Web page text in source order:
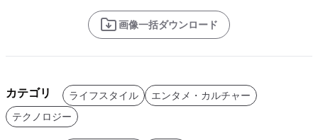
画像一括ダウンロード
カテゴリ ライフスタイル
エンタメ・カルチャー
テクノロジー